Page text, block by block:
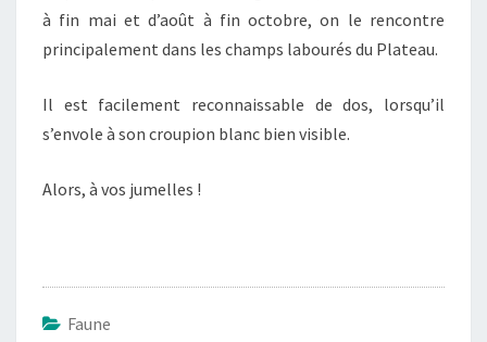
à fin mai et d’août à fin octobre, on le rencontre
principalement dans les champs labourés du Plateau.
Il est facilement reconnaissable de dos, lorsqu’il
s’envole à son croupion blanc bien visible.
Alors, à vos jumelles !
Faune